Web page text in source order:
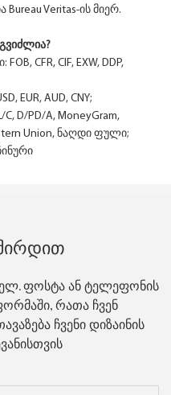
Veritas-ის მიერ.
EUR, AUD, CNY;
Union, ნაღდი ფული;
ფოსტა ან ტელეფონის
რათა ჩვენ
ჩვენი დიზაინის